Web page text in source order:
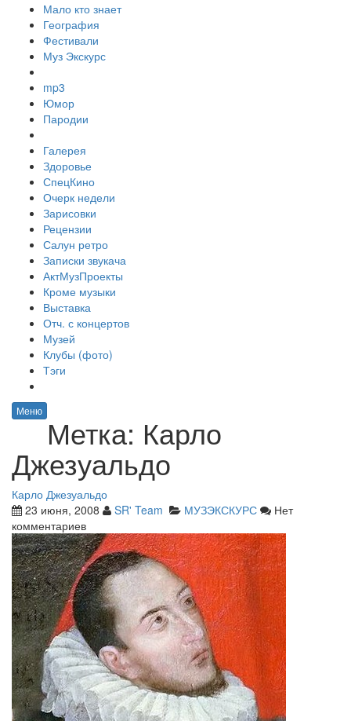
Мало кто знает
География
Фестивали
Муз Экскурс
mp3
Юмор
Пародии
Галерея
Здоровье
СпецКино
Очерк недели
Зарисовки
Рецензии
Салун ретро
Записки звукача
АктМузПроекты
Кроме музыки
Выставка
Отч. с концертов
Музей
Клубы (фото)
Тэги
Меню
Метка: Карло
Джезуальдо
Карло Джезуальдо
23 июня, 2008
SR' Team МУЗЭКСКУРС
Нет
комментариев